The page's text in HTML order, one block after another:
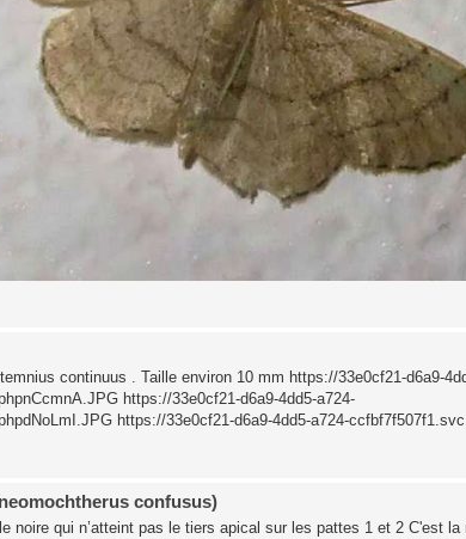
continuus . Taille environ 10 mm https://33e0cf21-d6a9-
https://33e0cf21-d6a9-4dd5-a724-
https://33e0cf21-d6a9-4dd5-a724-
confusus)
noire qui n’atteint pas le tiers apical sur les pattes 1 et 2 C'est